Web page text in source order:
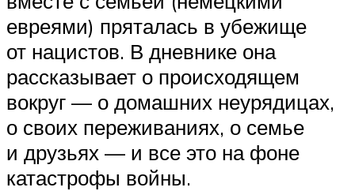
евреями) пряталась в убежище
от нацистов. В дневнике она
рассказывает о происходящем
вокруг — о домашних неурядицах,
о своих переживаниях, о семье
и друзьях — и все это на фоне
катастрофы войны.